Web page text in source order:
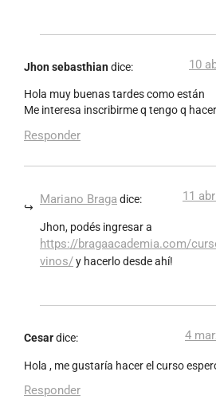
Jhon sebasthiandice: 10
Hola muy buenas tardes como están
Me interesa inscribirme q tengo q hacer
Responder
Mariano Braga dice: 11
Jhon, podés ingresar a
https://bragaacademia.com/
vinos/y hacerlo desde ahí!
Cesardice: 4
Hola , me gustaría hacer el curso
Responder